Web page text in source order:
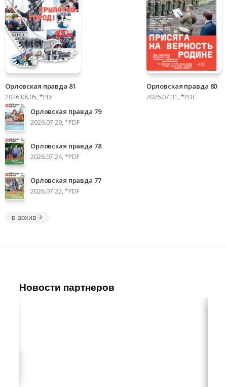
Орловская правда 81
2026.08.05, *PDF
Орловская правда 80
2026.07.31, *PDF
Орловская правда 79
2026.07.29, *PDF
Орловская правда 78
2026.07.24, *PDF
Орловская правда 77
2026.07.22, *PDF
в архив
Новости партнеров